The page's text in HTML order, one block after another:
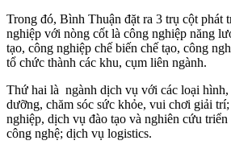
Trong đó, Bình Thuận đặt ra 3 trụ cột phát
nghiệp với nòng cốt là công nghiệp năng
tạo, công nghiệp chế biến chế tạo, công
tổ chức thành các khu, cụm liên ngành.
Thứ hai là ngành dịch vụ với các loại
dưỡng, chăm sóc sức khỏe, vui chơi giải
nghiệp, dịch vụ đào tạo và nghiên cứu
công nghệ; dịch vụ logistics.